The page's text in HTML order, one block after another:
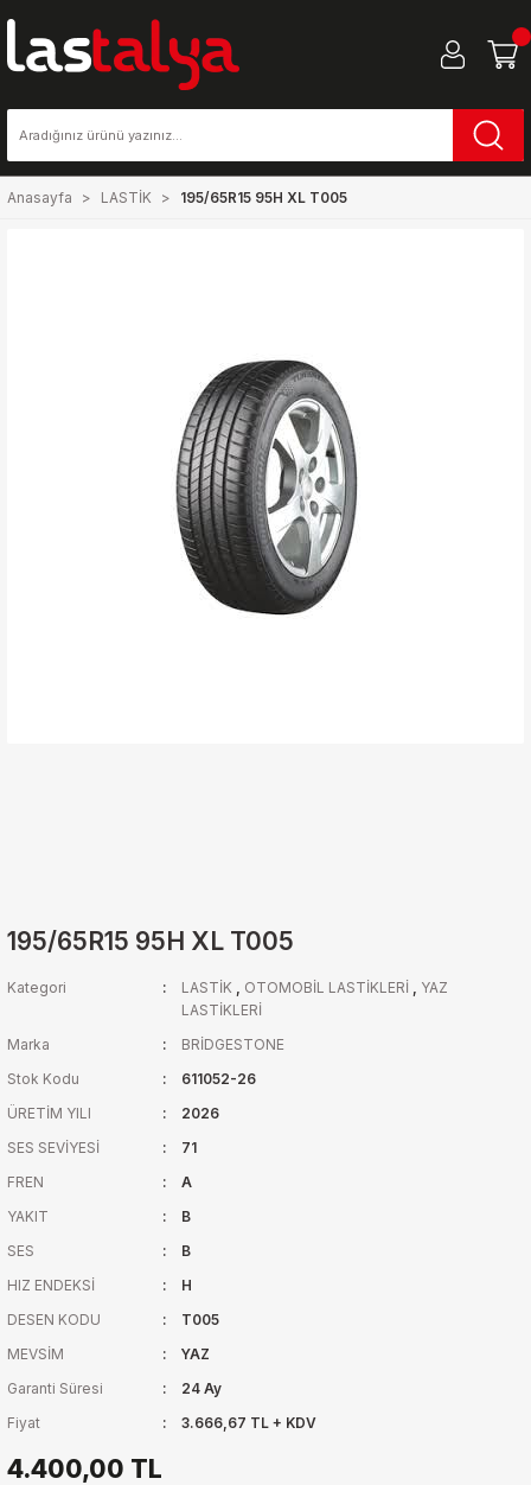
Anasayfa LASTİK 195/65R15 95H XL T005
195/65R15 95H XL T005
Kategori LASTİK , OTOMOBİL LASTİKLERİ , YAZ
LASTİKLERİ
Marka
BRİDGESTONE
Stok Kodu
611052-26
ÜRETİM YILI
2026
SES SEVİYESİ
71
FREN
A
YAKIT
B
SES
B
HIZ ENDEKSİ
H
DESEN KODU
T005
MEVSİM
YAZ
Garanti Süresi
24 Ay
Fiyat
3.666,67 TL + KDV
4.400,00 TL